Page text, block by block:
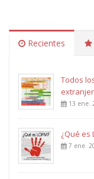
Recientes
Todos
13 ene.
¿Qué es
7 ene.